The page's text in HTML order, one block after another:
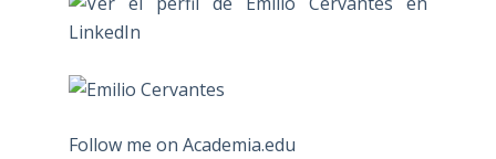
Follow me on Academia.edu